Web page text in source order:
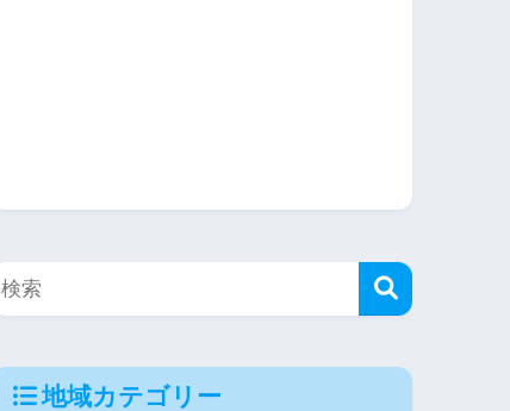
地域カテゴリー